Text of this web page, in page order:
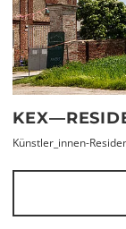
Künstler_innen-